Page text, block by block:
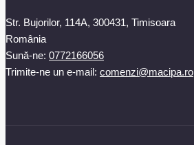
Str. Bujorilor, 114A, 300431, Timisoara
România
Sună-ne: 0772166056
Trimite-ne un e-mail: comenzi@macipa.ro